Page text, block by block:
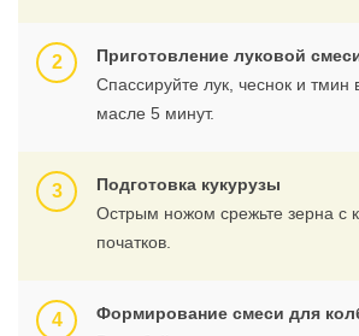
Приготовление луковой
Спассируйте лук, чеснок и тмин
масле 5 минут.
Подготовка кукурузы
Острым ножом срежьте зерна с
початков.
Формирование смеси для